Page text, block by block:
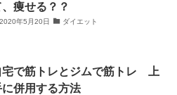
痩せる？？
2020年5月20日 ダイエット
宅で筋トレとジムで筋トレ 上
併用する方法